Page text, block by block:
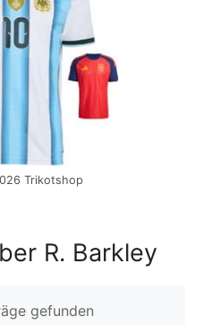
Trikotshop
R. Barkley
gefunden